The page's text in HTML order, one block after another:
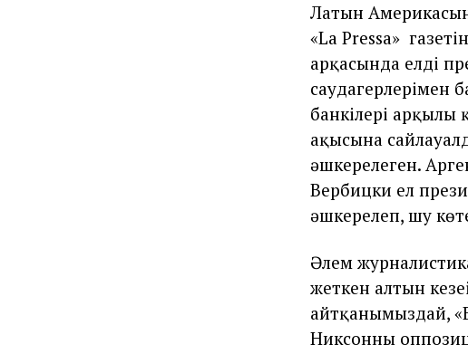
Латын
«La Pressa»
арқасында елдің
саудагерлерімен
банкілері арқылы
ақысына
әшкерелеген.
Вербицки ел
әшкерелеп, шу
Әлем
жеткен алтын
айтқанымыздай,
Никсонның